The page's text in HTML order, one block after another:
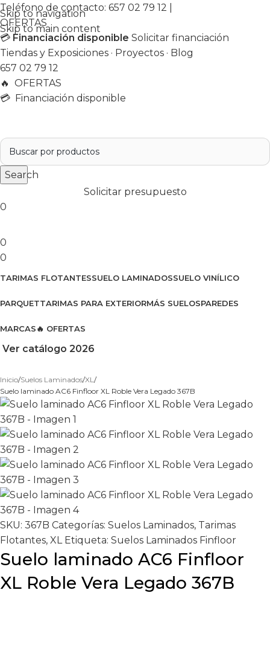
Skip to navigation
Skip to main content
Teléfono de contacto: 657 02 79 12
OFERTAS
💳 Financiación disponible Solicitar financiación
Tiendas y Exposiciones · Proyectos · Blog
657 02 79 12
🔥 OFERTAS
💳 Financiación disponible
Search
Solicitar presupuesto
0
0
0
TARIMAS FLOTANTESSUELO LAMINADOSSUELO VINÍLICO
PARQUETTARIMAS PARA EXTERIORMÁS SUELOSPAREDES
MARCAS🔥 OFERTAS
Ver catálogo 2026
Inicio Suelos Laminados XL
Suelo laminado AC6 Finfloor XL Roble Vera Legado 367B
SKU: 367B Categorías: Suelos Laminados, Tarimas
Flotantes, XL Etiqueta: Suelos Laminados Finfloor
Suelo laminado AC6 Finfloor
XL Roble Vera Legado 367B